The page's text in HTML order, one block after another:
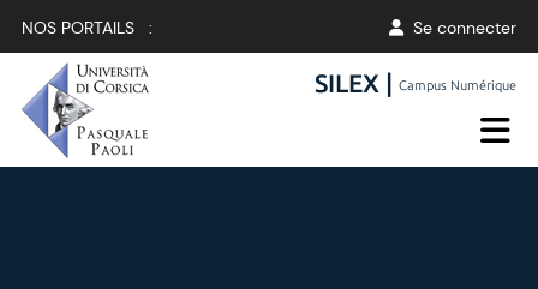
NOS PORTAILS : Se connecter
SILEX |Campus Numérique